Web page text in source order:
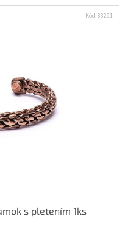
s pletením 1ks
Kód:83291